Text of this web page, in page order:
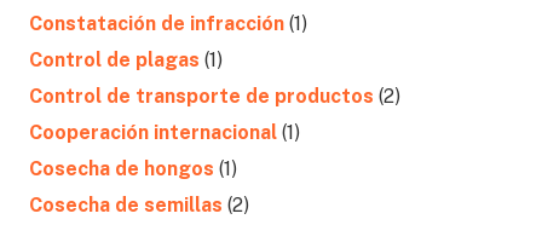
Constatación de infracción (1)
Control de plagas (1)
Control de transporte de productos (2)
Cooperación internacional (1)
Cosecha de hongos (1)
Cosecha de semillas (2)